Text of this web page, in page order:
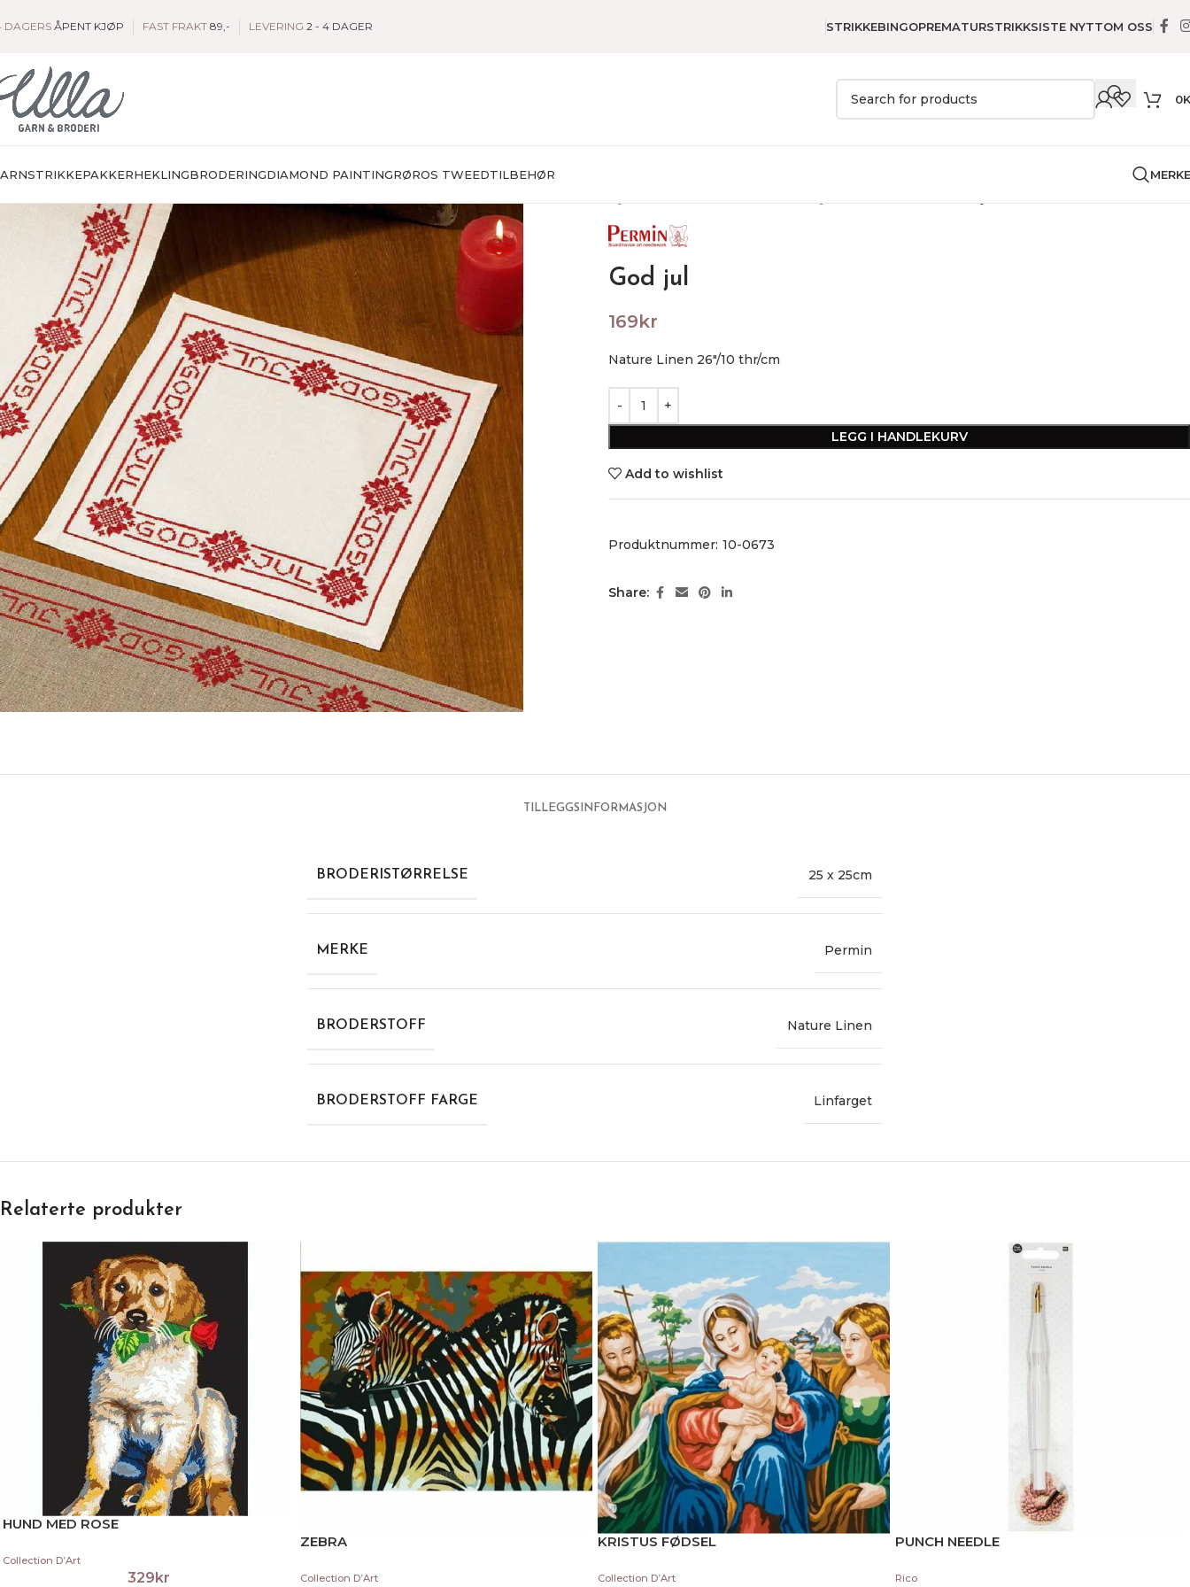
DAGERS ÅPENT KJØP FAST FRAKT 89,- LEVERING 2 - 4 DAGER STRIKKEBINGOPREMATURSTRIKKSISTE NYTTOM OSS
0
STRIKKEPAKKERHEKLINGBRODERINGDIAMOND PAINTINGRØROS TWEEDTILBEHØR
God jul
169kr
Nature Linen 26″/10 thr/cm
LEGG I HANDLEKURV
Add to wishlist
Produktnummer: 10-0673
Share:
TILLEGGSINFORMASJON
BRODERISTØRRELSE 25 x 25cm
MERKE Permin
BRODERSTOFF Nature Linen
BRODERSTOFF FARGE Linfarget
Relaterte produkter
HUND MED ROSE
Collection D’Art
329kr
ZEBRA
Collection D’Art
KRISTUS FØDSEL
Collection D’Art
PUNCH NEEDLE
Rico